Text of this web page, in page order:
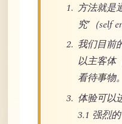
方法就是
究’（self
我们目前
以主客体
看待事物。
体验可以
3.1 强烈